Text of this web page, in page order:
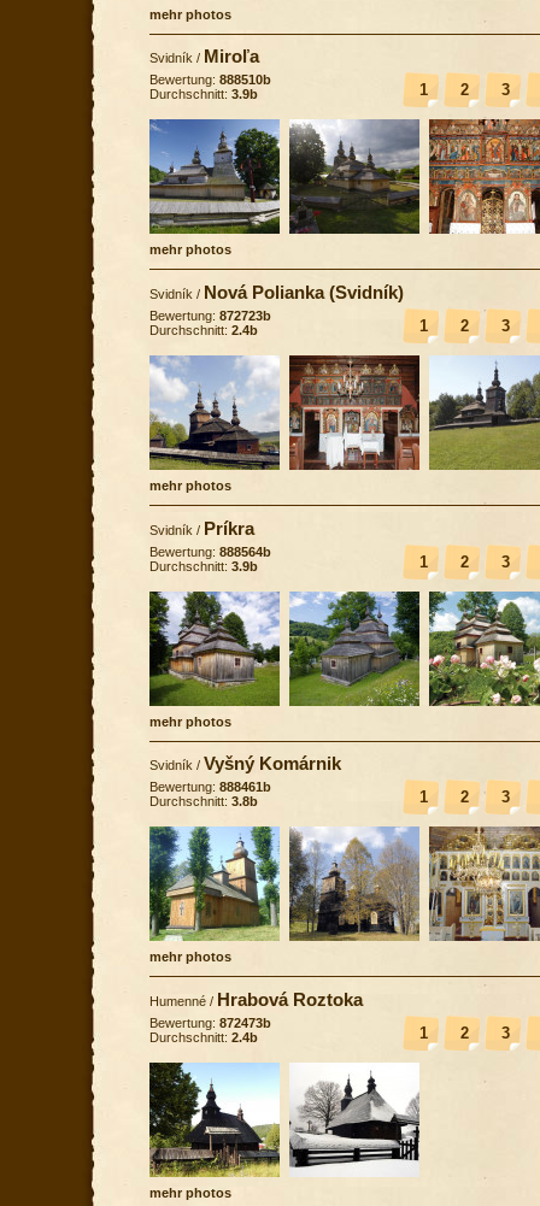
mehr photos
Svidník / Miroľa
1 2 3
Bewertung: 888510b
Durchschnitt: 3.9b
mehr photos
Svidník / Nová Polianka (Svidník)
1 2 3
Bewertung: 872723b
Durchschnitt: 2.4b
mehr photos
Svidník / Príkra
1 2 3
Bewertung: 888564b
Durchschnitt: 3.9b
mehr photos
Svidník / Vyšný Komárnik
1 2 3
Bewertung: 888461b
Durchschnitt: 3.8b
mehr photos
Humenné / Hrabová Roztoka
1 2 3
Bewertung: 872473b
Durchschnitt: 2.4b
mehr photos